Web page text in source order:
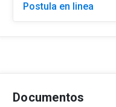
Postula en linea
Documentos